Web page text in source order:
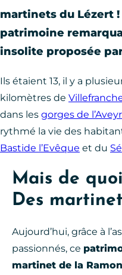
martinets du Lézert
patrimoine
insolite proposée
Ils étaient 13, il y a
kilomètres de
dans les gorges de
rythmé la vie des
Bastide l’Evêque et du
Mais de
Des
Aujourd’hui, grâce à
passionnés, ce
martinet de la